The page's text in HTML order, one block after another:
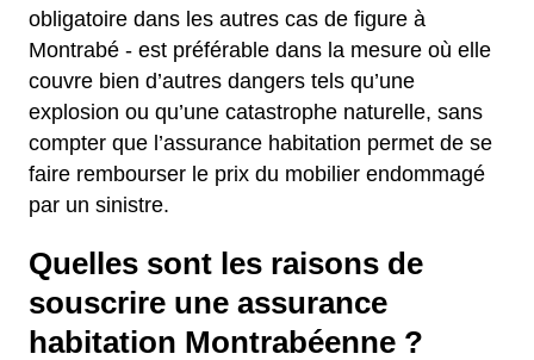
obligatoire dans les autres cas de figure à
Montrabé - est préférable dans la mesure où elle
couvre bien d’autres dangers tels qu’une
explosion ou qu’une catastrophe naturelle, sans
compter que l’assurance habitation permet de se
faire rembourser le prix du mobilier endommagé
par un sinistre.
Quelles sont les raisons de
souscrire une assurance
habitation Montrabéenne ?